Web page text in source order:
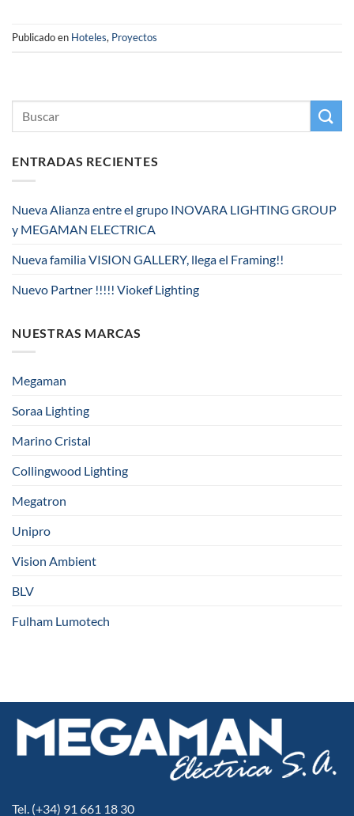
Publicado en Hoteles, Proyectos
ENTRADAS RECIENTES
Nueva Alianza entre el grupo INOVARA LIGHTING GROUP
y MEGAMAN ELECTRICA
Nueva familia VISION GALLERY, llega el Framing!!
Nuevo Partner !!!!! Viokef Lighting
NUESTRAS MARCAS
Megaman
Soraa Lighting
Marino Cristal
Collingwood Lighting
Megatron
Unipro
Vision Ambient
BLV
Fulham Lumotech
Tel. (+34) 91 661 18 30